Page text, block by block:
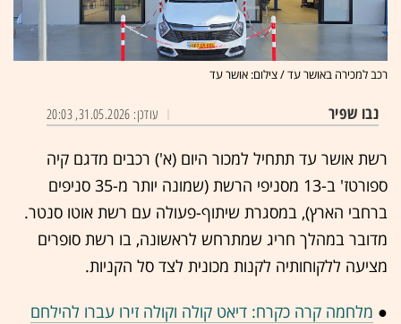
רכב למכירה באושר עד / צילום: אושר עד
נבו שפיר עודכן: 31.05.2026, 20:03
רשת אושר עד תתחיל למכור היום (א') רכבים מדגם קיה
ספורטז' ב-13 מסניפי הרשת (שמונה יותר מ-35 סניפים
ברחבי הארץ), במסגרת שיתוף-פעולה עם רשת אוטו סנטר.
מדובר במהלך חריג שמתרחש לראשונה, בו רשת סופרים
מציעה ללקוחותיה לקנות מכונית לצד סל הקניות.
● מלחמה קרה כקרח: דיאט קולה וקולה זירו עברו להילחם